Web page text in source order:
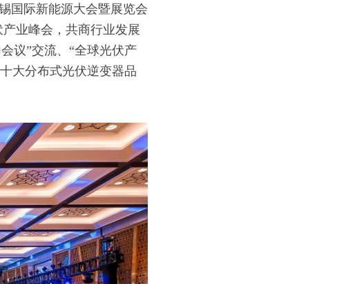
国际新能源大会暨展览会
产业峰会，共商行业发展
议”交流、“全球光伏产
大分布式光伏逆变器品